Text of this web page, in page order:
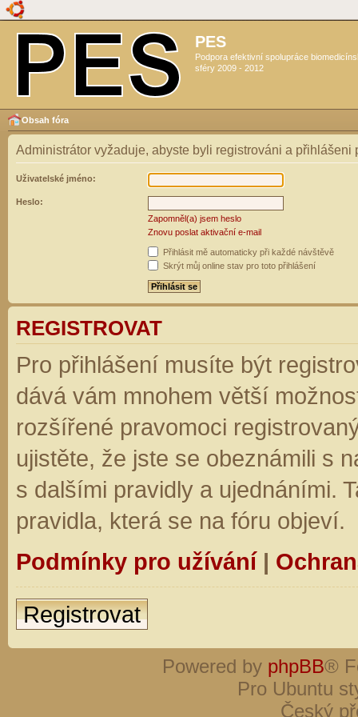
PES
Podpora efektivní spolupráce
sféry 2009 - 2012
Obsah fóra
Administrátor vyžaduje, abyste byli registrováni a přihlášeni
Uživatelské jméno:
Heslo:
Zapomněl(a) jsem heslo
Znovu poslat aktivační e-mail
Přihlásit mě automaticky při každé návštěvě
Skrýt můj online stav pro toto přihlášení
REGISTROVAT
Pro přihlášení musíte být
dává vám mnohem větší
rozšířené pravomoci
ujistěte, že jste se obeznámili s
s dalšími pravidly a ujednáními.
pravidla, která se na fóru objeví.
Podmínky pro užívání|
Registrovat
Powered by phpBB®
Pro Ubuntu
Český